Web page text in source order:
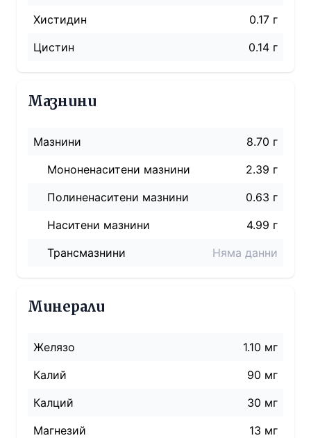
Хистидин
0.17 г
Цистин
0.14 г
Мазнини
Мазнини
8.70 г
Мононенаситени мазнини
2.39 г
Полиненаситени мазнини
0.63 г
Наситени мазнини
4.99 г
Трансмазнини
Няма данни
Минерали
Желязо
1.10 мг
Калий
90 мг
Калций
30 мг
Магнезий
13 мг